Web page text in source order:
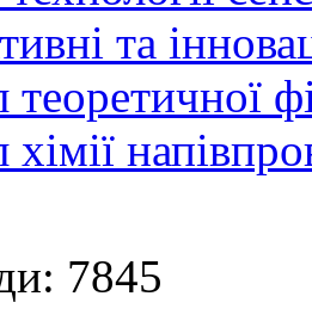
та
теоретичної
хімії
7845